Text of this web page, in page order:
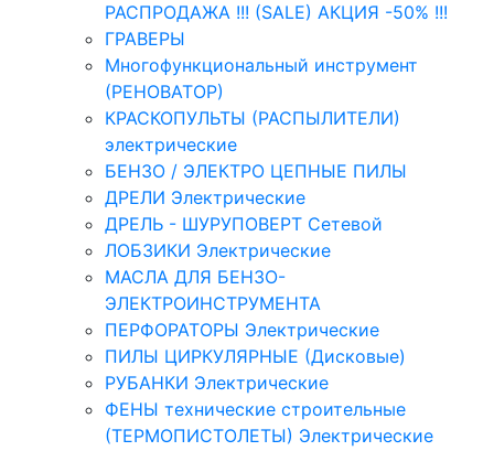
РАСПРОДАЖА !!! (SALE) АКЦИЯ -50% !!!
ГРАВЕРЫ
Многофункциональный инструмент
(РЕНОВАТОР)
КРАСКОПУЛЬТЫ (РАСПЫЛИТЕЛИ)
электрические
БЕНЗО / ЭЛЕКТРО ЦЕПНЫЕ ПИЛЫ
ДРЕЛИ Электрические
ДРЕЛЬ - ШУРУПОВЕРТ Сетевой
ЛОБЗИКИ Электрические
МАСЛА ДЛЯ БЕНЗО-
ЭЛЕКТРОИНСТРУМЕНТА
ПЕРФОРАТОРЫ Электрические
ПИЛЫ ЦИРКУЛЯРНЫЕ (Дисковые)
РУБАНКИ Электрические
ФЕНЫ технические строительные
(ТЕРМОПИСТОЛЕТЫ) Электрические